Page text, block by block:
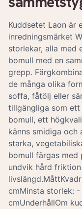
Kuddsetet Laon är
inredningsmärket
storlekar, alla med
bomull med en
grepp.
de många olika
soffa, fåtölj eller
tillgängliga som
bomull, ett
känns smidiga och
starka,
bomull färgas
undvik hård
cmMinsta storlek:
cmUnderhållOm